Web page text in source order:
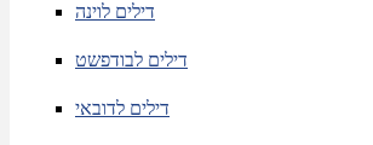
דילים לוינה
דילים לבודפשט
דילים לדובאי